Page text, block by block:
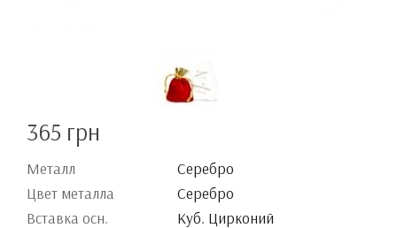
365 грн
Металл
Серебро
Цвет металла
Серебро
Вставка осн.
Куб. Цирконий